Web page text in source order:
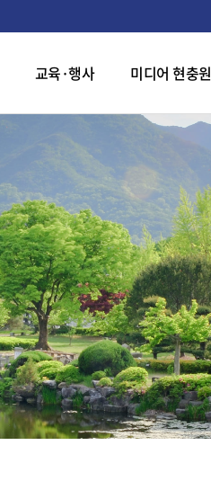
교육·행사 미디어 현충원